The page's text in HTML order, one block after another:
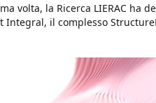
volta, la Ricerca LIERAC ha
Integral, il complesso